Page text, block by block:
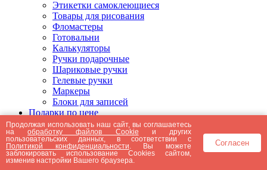
Этикетки самоклеющиеся
Товары для рисования
Фломастеры
Готовальни
Калькуляторы
Ручки подарочные
Шариковые ручки
Гелевые ручки
Маркеры
Блоки для записей
Подарки по цене
Подарки от 5000 рублей
Подарки до 5000 рублей
Подарки до 3000 рублей
Подарки до 2000 рублей
Подарки до 1000 рублей
Продолжая использовать наш сайт, вы соглашаетесь
наобработку файлов Cookie и других
пользовательских данных, в соответствии с
Политикой конфиденциальности . Вы можете
заблокировать использование Cookies сайтом,
изменив настройки Вашего браузера.
Согласен